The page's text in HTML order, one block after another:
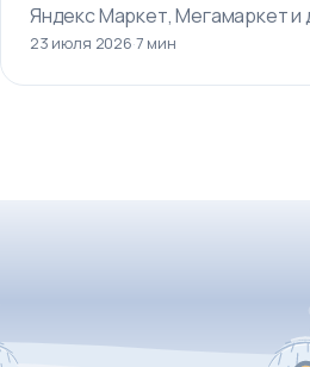
Яндекс Маркет, Мегамаркет и
23 июля 2026·7 мин